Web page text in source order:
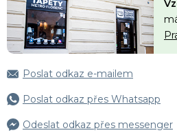
Poslat odkaz e-mailem
Poslat odkaz přes Whatsapp
Odeslat odkaz přes messenger